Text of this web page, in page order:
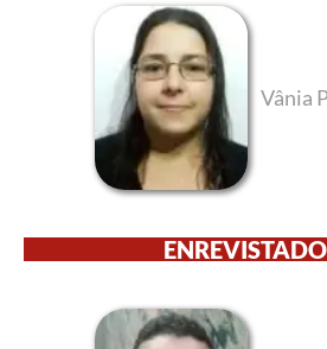
Vânia